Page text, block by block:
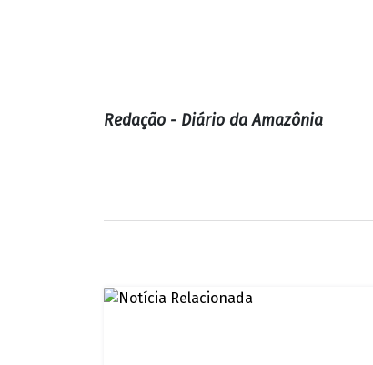
Redação - Diário da Amazônia